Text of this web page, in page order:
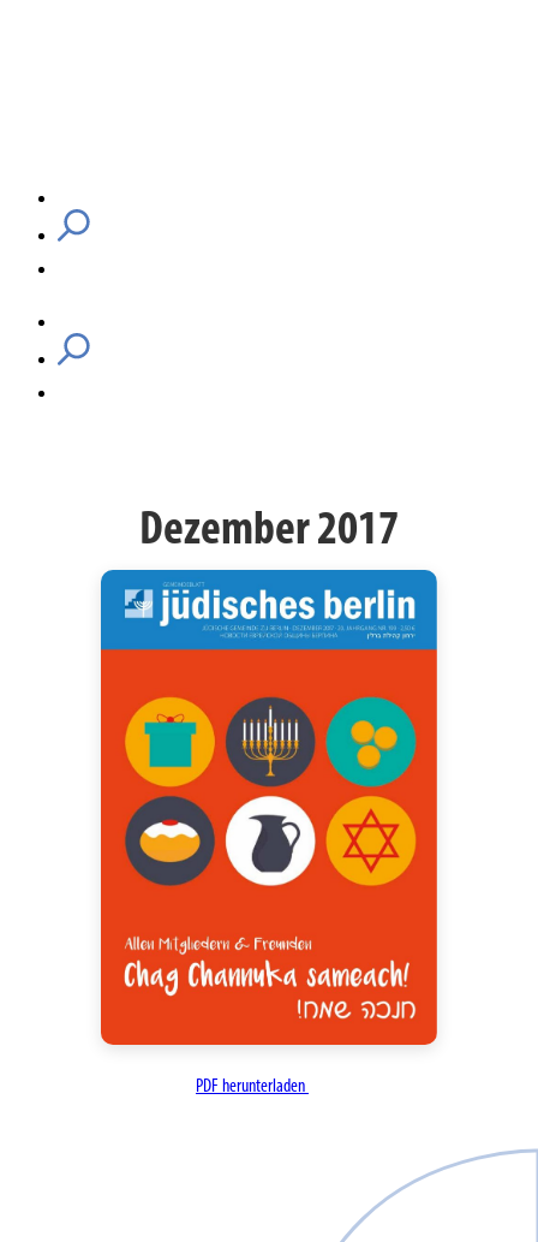
Dezember 2017
PDF herunterladen